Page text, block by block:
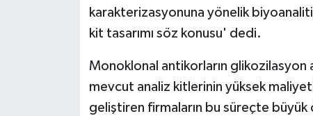
karakterizasyonuna yönelik
kit tasarımı söz konusu' dedi.
Monoklonal antikorların glikozilasyon
mevcut analiz kitlerinin yüksek
geliştiren firmaların bu süreçte büyük